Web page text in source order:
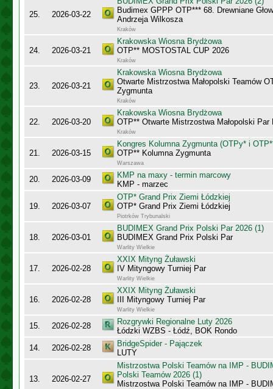
25. 2026-03-22
Budimex GPPP OTP*** 68. Drewniane
Andrzeja Wilkosza
Kraków
24. 2026-03-21
Krakowska Wiosna Brydżowa
OTP** MOSTOSTAL CUP 2026
Kraków
23. 2026-03-21
Krakowska Wiosna Brydżowa
Otwarte Mistrzostwa Małopolski Teamów
Zygmunta
Kraków
22. 2026-03-20
Krakowska Wiosna Brydżowa
OTP** Otwarte Mistrzostwa Małopolski Par
Kraków
21. 2026-03-15
Kongres Kolumna Zygmunta (OTPy* i
OTP** Kolumna Zygmunta
Warszawa
20. 2026-03-09
KMP na maxy - termin marcowy
KMP - marzec
19. 2026-03-07
OTP* Grand Prix Ziemi Łódzkiej
OTP* Grand Prix Ziemi Łódzkiej
Piotrków Trybunalski
18. 2026-03-01
BUDIMEX Grand Prix Polski Par 2026 (1)
BUDIMEX Grand Prix Polski Par
Warlity Wielkie
17. 2026-02-28
XXIX Mityng Żuławski
IV Mityngowy Turniej Par
Warlity Wielkie
16. 2026-02-28
XXIX Mityng Żuławski
III Mityngowy Turniej Par
Warlity Wielkie
15. 2026-02-28
Rozgrywki Regionalne Luty 2026
Łódzki WZBS - Łódź, BOK Rondo
14.
2026-02-28
BridgeSpider - Pajączek
LUTY
13. 2026-02-27
Mistrzostwa Polski Teamów na IMP -
Polski Teamów 2026 (1)
Mistrzostwa Polski Teamów na IMP -